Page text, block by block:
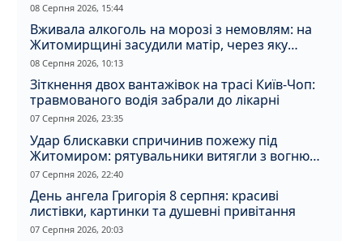
08 Серпня 2026, 15:44
Вживала алкоголь на морозі з немовлям: на
Житомирщині засудили матір, через яку
дитина отримала обмороження
08 Серпня 2026, 10:13
Зіткнення двох вантажівок на трасі Київ-Чоп:
травмованого водія забрали до лікарні
07 Серпня 2026, 23:35
Удар блискавки спричинив пожежу під
Житомиром: рятувальники витягли з вогню
кота
07 Серпня 2026, 22:40
День ангела Григорія 8 серпня: красиві
листівки, картинки та душевні привітання
07 Серпня 2026, 20:03